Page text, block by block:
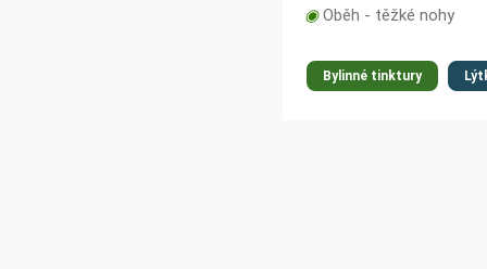
◉Oběh - těžké nohy
Bylinné tinktury